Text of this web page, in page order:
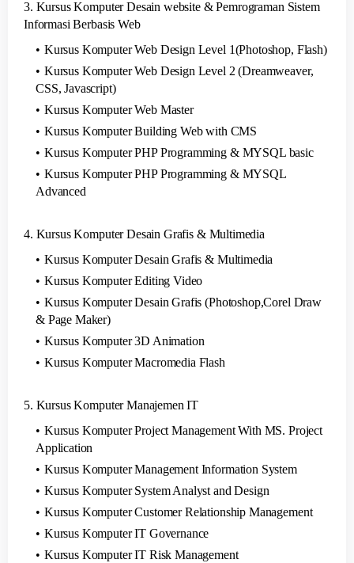
3. Kursus Komputer Desain website & Pemrograman Sistem
Informasi Berbasis Web
Kursus Komputer Web Design Level 1(Photoshop, Flash)
Kursus Komputer Web Design Level 2 (Dreamweaver,
CSS, Javascript)
Kursus Komputer Web Master
Kursus Komputer Building Web with CMS
Kursus Komputer PHP Programming & MYSQL basic
Kursus Komputer PHP Programming & MYSQL
Advanced
4. Kursus Komputer Desain Grafis & Multimedia
Kursus Komputer Desain Grafis & Multimedia
Kursus Komputer Editing Video
Kursus Komputer Desain Grafis (Photoshop,Corel Draw
& Page Maker)
Kursus Komputer 3D Animation
Kursus Komputer Macromedia Flash
5. Kursus Komputer Manajemen IT
Kursus Komputer Project Management With MS. Project
Application
Kursus Komputer Management Information System
Kursus Komputer System Analyst and Design
Kursus Komputer Customer Relationship Management
Kursus Komputer IT Governance
Kursus Komputer IT Risk Management